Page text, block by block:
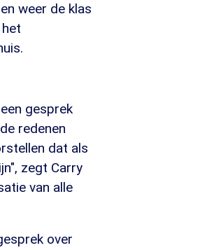
weer de klas
gesprek
redenen
dat als
zegt Carry
van alle
over